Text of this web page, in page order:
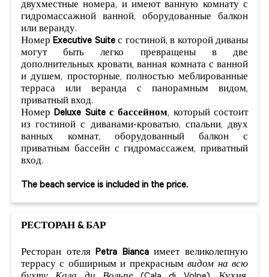
двухместные номера, и имеют ванную комнату с
гидромассажной ванной, оборудованные балкон
или веранду.
НомерExecutive Suiteс гостиной, в которой диваны
могут быть легко превращены в две
дополнительных кровати, ванная комната с ванной
и душем, просторные, полностью меблированные
терраса или веранда с панорамным видом,
приватный вход.
НомерDeluxe Suite с бассейном, который состоит
из гостиной с диванами-кроватью, спальни, двух
ванных комнат, оборудованный балкон с
приватным бассейн с гидромассажем, приватный
вход.
The beach service is included in the price.
РЕСТОРАН & БАР
Ресторан отеляPetra Biancaимеет великолепную
террасу с обширным и прекраснымвидом на всю